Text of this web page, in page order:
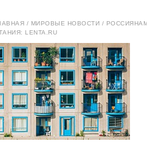
/ МИРОВЫЕ НОВОСТИ /
LENTA.RU